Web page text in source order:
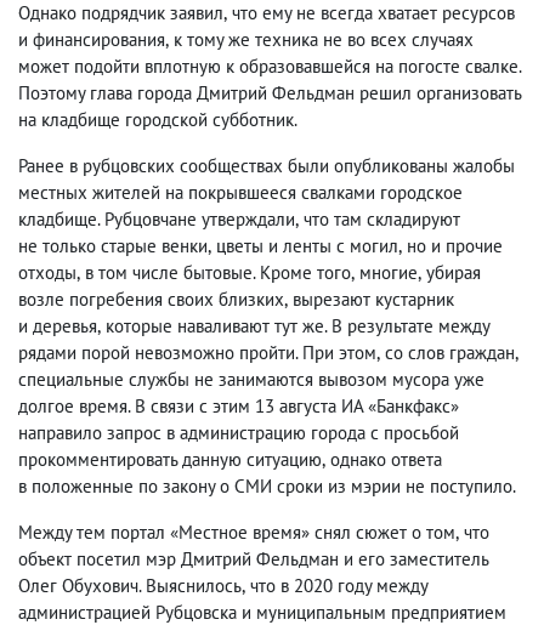
Однако подрядчик заявил, что ему не всегда хватает ресурсов
и финансирования, к тому же техника не во всех случаях
может подойти вплотную к образовавшейся на погосте свалке.
Поэтому глава города Дмитрий Фельдман решил организовать
на кладбище городской субботник.
Ранее в рубцовских сообществах были опубликованы жалобы
местных жителей на покрывшееся свалками городское
кладбище. Рубцовчане утверждали, что там складируют
не только старые венки, цветы и ленты с могил, но и прочие
отходы, в том числе бытовые. Кроме того, многие, убирая
возле погребения своих близких, вырезают кустарник
и деревья, которые наваливают тут же. В результате между
рядами порой невозможно пройти. При этом, со слов граждан,
специальные службы не занимаются вывозом мусора уже
долгое время. В связи с этим 13 августа ИА «Банкфакс»
направило запрос в администрацию города с просьбой
прокомментировать данную ситуацию, однако ответа
в положенные по закону о СМИ сроки из мэрии не поступило.
Между тем портал «Местное время» снял сюжет о том, что
объект посетил мэр Дмитрий Фельдман и его заместитель
Олег Обухович. Выяснилось, что в 2020 году между
администрацией Рубцовска и муниципальным предприятием